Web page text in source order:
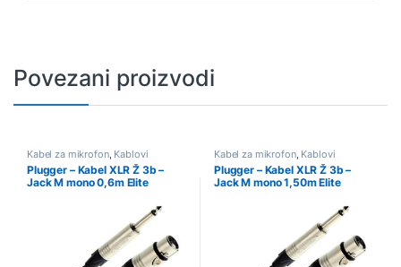
Povezani proizvodi
Kabel za mikrofon, Kablovi
Plugger – Kabel XLR Ž 3b –
Jack M mono 0,6m Elite
Kabel za mikrofon, Kablovi
Plugger – Kabel XLR Ž 3b –
Jack M mono 1,50m Elite